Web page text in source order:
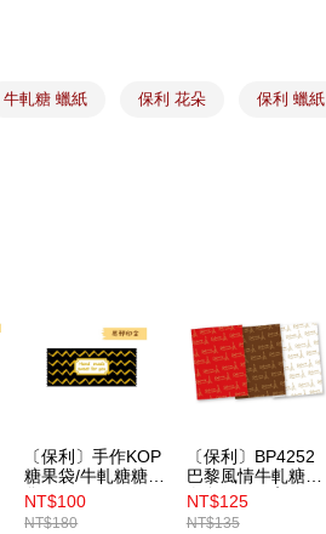
Free shipping
牛軋糖 蠟紙 保利 花朵 保利 蠟紙
〔保利〕手作KOP
糖果袋/牛軋糖糖果
袋（BP4924）500
入
NT$100
NT$180
〔保利〕BP4252
巴黎風情牛軋糖紙-
白色款 500入
NT$125
NT$135